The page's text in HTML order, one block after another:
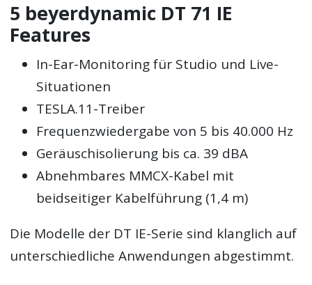
5 beyerdynamic DT 71 IE
Features
In-Ear-Monitoring für Studio und Live-
Situationen
TESLA.11-Treiber
Frequenzwiedergabe von 5 bis 40.000 Hz
Geräuschisolierung bis ca. 39 dBA
Abnehmbares MMCX-Kabel mit
beidseitiger Kabelführung (1,4 m)
Die Modelle der DT IE-Serie sind klanglich auf
unterschiedliche Anwendungen abgestimmt.